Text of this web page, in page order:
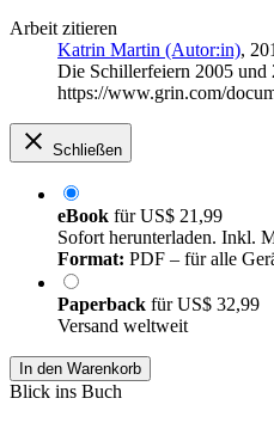
Arbeit zitieren
Katrin Martin (Autor:in),
Die Schillerfeiern 2005
https://www.grin.com/
Schließen
eBook fürUS$ 21,99
Sofort herunterladen. Inkl.
Format: PDF – für alle
Paperback fürUS$ 32,99
Versand weltweit
In den Warenkorb
Blick ins Buch